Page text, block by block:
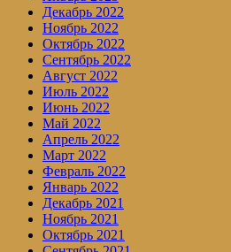
Декабрь 2022
Ноябрь 2022
Октябрь 2022
Сентябрь 2022
Август 2022
Июль 2022
Июнь 2022
Май 2022
Апрель 2022
Март 2022
Февраль 2022
Январь 2022
Декабрь 2021
Ноябрь 2021
Октябрь 2021